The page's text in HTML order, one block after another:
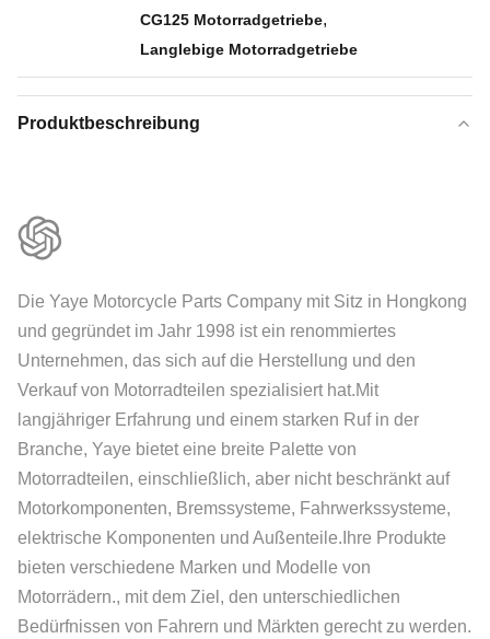
CG125 Motorradgetriebe,
Langlebige Motorradgetriebe
Produktbeschreibung
Die Yaye Motorcycle Parts Company mit Sitz in Hongkong
und gegründet im Jahr 1998 ist ein renommiertes
Unternehmen, das sich auf die Herstellung und den
Verkauf von Motorradteilen spezialisiert hat.Mit
langjähriger Erfahrung und einem starken Ruf in der
Branche, Yaye bietet eine breite Palette von
Motorradteilen, einschließlich, aber nicht beschränkt auf
Motorkomponenten, Bremssysteme, Fahrwerkssysteme,
elektrische Komponenten und Außenteile.Ihre Produkte
bieten verschiedene Marken und Modelle von
Motorrädern., mit dem Ziel, den unterschiedlichen
Bedürfnissen von Fahrern und Märkten gerecht zu werden.